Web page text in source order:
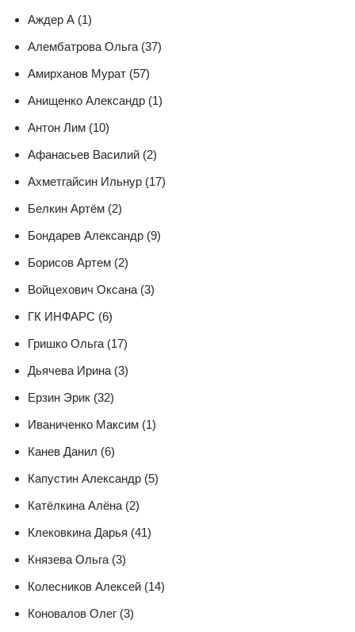
Аждер А (1)
Алембатрова Ольга (37)
Амирханов Мурат (57)
Анищенко Александр (1)
Антон Лим (10)
Афанасьев Василий (2)
Ахметгайсин Ильнур (17)
Белкин Артём (2)
Бондарев Александр (9)
Борисов Артем (2)
Войцехович Оксана (3)
ГК ИНФАРС (6)
Гришко Ольга (17)
Дьячева Ирина (3)
Ерзин Эрик (32)
Иваниченко Максим (1)
Канев Данил (6)
Капустин Александр (5)
Катёлкина Алёна (2)
Клековкина Дарья (41)
Князева Ольга (3)
Колесников Алексей (14)
Коновалов Олег (3)